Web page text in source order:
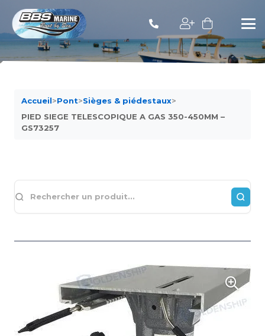
Accueil>Pont>Sièges & piédestaux>
PIED SIEGE TELESCOPIQUE A GAS 350-450MM –
GS73257